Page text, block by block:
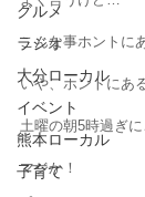
グルメ
ラジオ
大分ローカル
イベント
熊本ローカル
子育て
こんな事ホントに
いや、ホントにあ
土曜の朝5時過ぎ
マジか！